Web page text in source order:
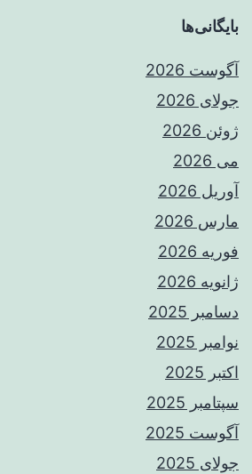
بایگانی‌ها
آگوست 2026
جولای 2026
ژوئن 2026
می 2026
آوریل 2026
مارس 2026
فوریه 2026
ژانویه 2026
دسامبر 2025
نوامبر 2025
اکتبر 2025
سپتامبر 2025
آگوست 2025
جولای 2025